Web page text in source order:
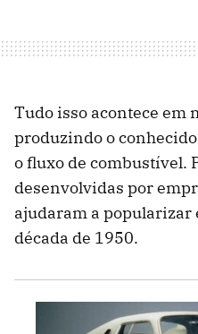
Tudo isso acontece em
produzindo o
o fluxo de combustível.
desenvolvidas por
ajudaram a popularizar
década de 1950.